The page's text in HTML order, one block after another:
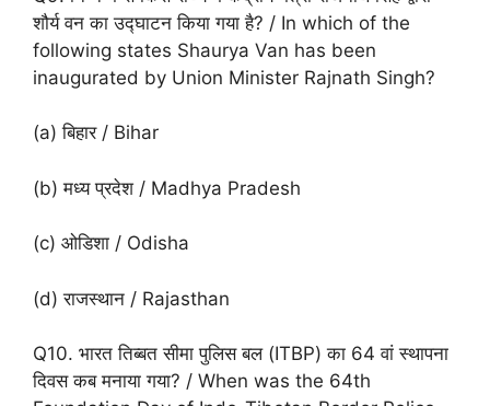
शौर्य वन का उद्घाटन किया गया है? / In which of the
following states Shaurya Van has been
inaugurated by Union Minister Rajnath Singh?
(a) बिहार / Bihar
(b) मध्य प्रदेश / Madhya Pradesh
(c) ओडिशा / Odisha
(d) राजस्थान / Rajasthan
Q10. भारत तिब्बत सीमा पुलिस बल (ITBP) का 64 वां स्थापना
दिवस कब मनाया गया? / When was the 64th